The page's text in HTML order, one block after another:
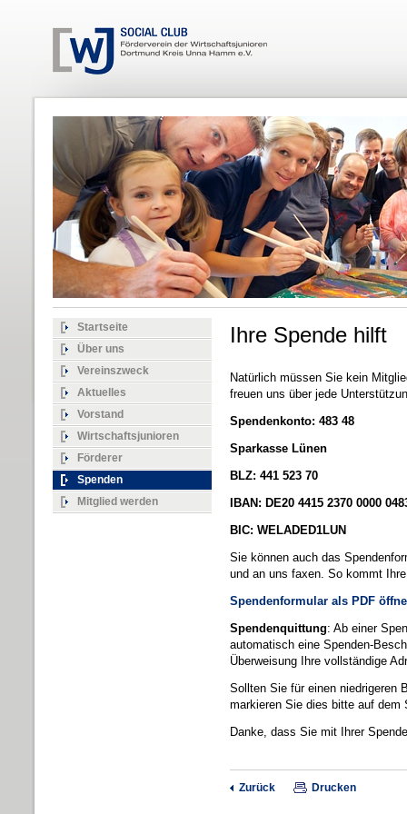
Startseite
Über uns
Vereinszweck
Aktuelles
Vorstand
Wirtschaftsjunioren
Förderer
Spenden
Mitglied werden
Ihre Spende hilft
Natürlich müssen Sie kein
freuen uns über jede
Spendenkonto: 483 48
Sparkasse Lünen
BLZ: 441 523 70
IBAN: DE20 4415 2370 0000
BIC: WELADED1LUN
Sie können auch das
und an uns faxen. So kommt
Spendenformular als PDF
Spendenquittung: Ab einer
automatisch eine Spenden-
Überweisung Ihre vollständige
Sollten Sie für einen niedrigeren
markieren Sie dies bitte auf dem
Danke, dass Sie mit Ihrer
Zurück Drucken